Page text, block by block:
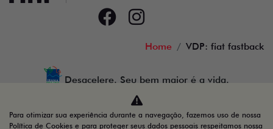
Home VDP: fiat fastback
Desacelere. Seu bem maior é a vida.
Para otimizar sua experiência durante a navegação, fazemos uso de nossa
Política de Cookies e para proteger seus dados pessoais respeitamos nossa